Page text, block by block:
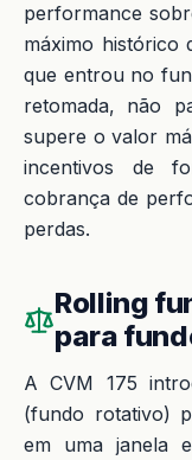
performance
máximo histórico
que entrou no
retomada, não
supere o valor
incentivos de
cobrança de
perdas.
Rolling
para
A CVM 175
(fundo rotativo)
em uma janela